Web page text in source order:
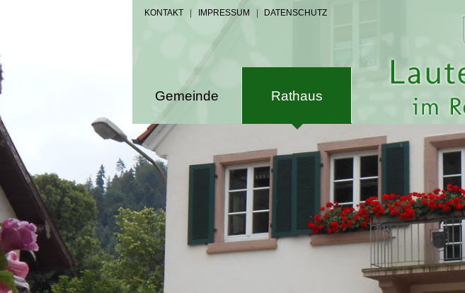
KONTAKT IMPRESSUM DATENSCHUTZ
Gemeinde Rathaus